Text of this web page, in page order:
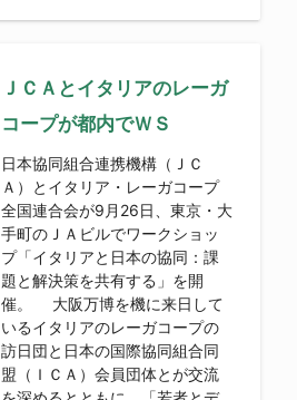
ＪＣＡとイタリアのレーガ
コープが都内でＷＳ
日本協同組合連携機構（ＪＣ
Ａ）とイタリア・レーガコープ
全国連合会が9月26日、東京・大
手町のＪＡビルでワークショッ
プ「イタリアと日本の協同：課
題と解決策を共有する」を開
催。 大阪万博を機に来日して
いるイタリアのレーガコープの
訪日団と日本の国際協同組合同
盟（ＩＣＡ）会員団体とが交流